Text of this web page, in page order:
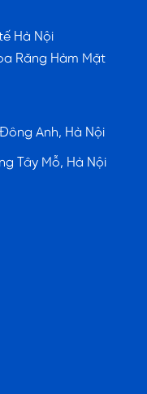
Hà Nội
Răng Hàm Mặt
Anh, Hà Nội
Tây Mỗ, Hà Nội